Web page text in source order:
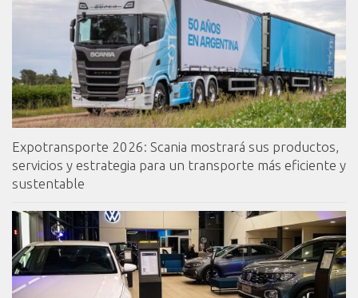
Expotransporte 2026: Scania mostrará sus productos,
servicios y estrategia para un transporte más eficiente y
sustentable